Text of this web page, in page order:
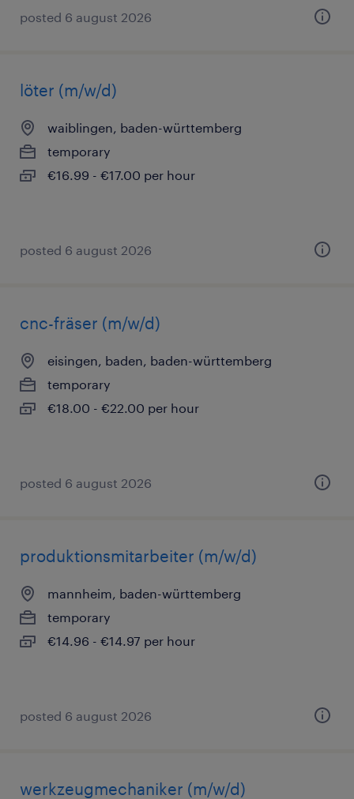
posted 6 august 2026
löter (m/w/d)
waiblingen, baden-württemberg
temporary
€16.99 - €17.00 per hour
posted 6 august 2026
cnc-fräser (m/w/d)
eisingen, baden, baden-württemberg
temporary
€18.00 - €22.00 per hour
posted 6 august 2026
produktionsmitarbeiter (m/w/d)
mannheim, baden-württemberg
temporary
€14.96 - €14.97 per hour
posted 6 august 2026
werkzeugmechaniker (m/w/d)